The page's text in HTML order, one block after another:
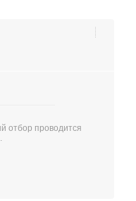
отбор проводится